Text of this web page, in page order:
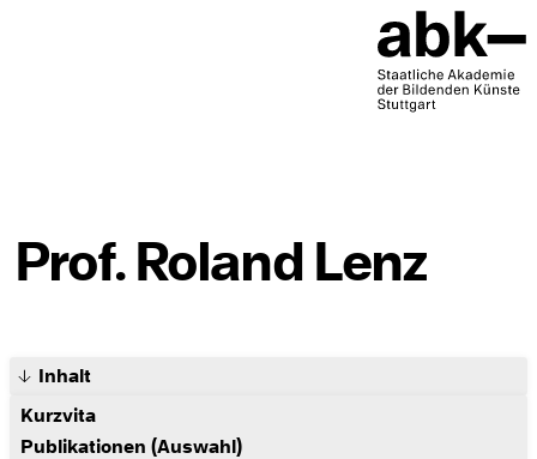
Prof. Roland Lenz
Inhalt
Kurzvita
Publikationen (Auswahl)